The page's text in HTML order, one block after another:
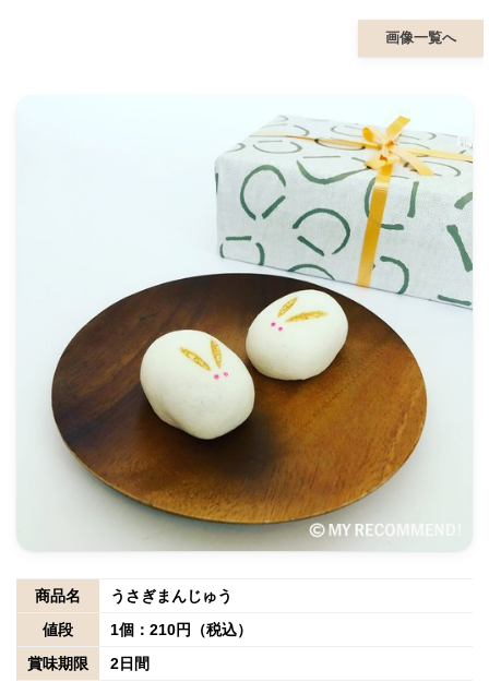
画像一覧へ
商品名
うさぎまんじゅう
値段
1個：210円（税込）
賞味期限
2日間